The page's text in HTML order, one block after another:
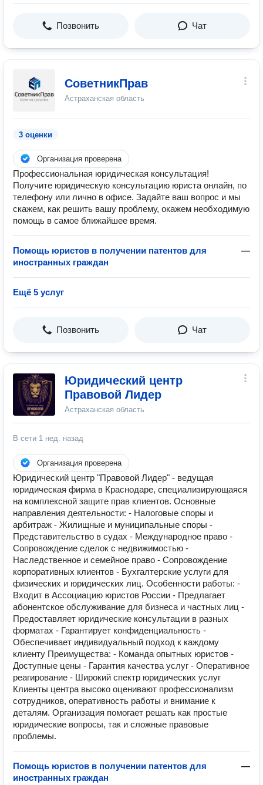
Позвонить Чат
СоветникПрав
Астраханская область
3 оценки
Организация проверена
Профессиональная юридическая консультация!
Получите юридическую консультацию юриста онлайн, по
телефону или лично в офисе. Задайте ваш вопрос и мы
скажем, как решить вашу проблему, окажем необходимую
помощь в самое ближайшее время.
Помощь юристов в получении патентов для
иностранных граждан
—
Ещё 5 услуг
Позвонить Чат
Юридический центр
Правовой Лидер
Астраханская область
В сети 1 нед. назад
Организация проверена
Юридический центр "Правовой Лидер" - ведущая
юридическая фирма в Краснодаре, специализирующаяся
на комплексной защите прав клиентов. Основные
направления деятельности: - Налоговые споры и
арбитраж - Жилищные и муниципальные споры -
Представительство в судах - Международное право -
Сопровождение сделок с недвижимостью -
Наследственное и семейное право - Сопровождение
корпоративных клиентов - Бухгалтерские услуги для
физических и юридических лиц. Особенности работы: -
Входит в Ассоциацию юристов России - Предлагает
абонентское обслуживание для бизнеса и частных лиц -
Предоставляет юридические консультации в разных
форматах - Гарантирует конфиденциальность -
Обеспечивает индивидуальный подход к каждому
клиенту Преимущества: - Команда опытных юристов -
Доступные цены - Гарантия качества услуг - Оперативное
реагирование - Широкий спектр юридических услуг
Клиенты центра высоко оценивают профессионализм
сотрудников, оперативность работы и внимание к
деталям. Организация помогает решать как простые
юридические вопросы, так и сложные правовые
проблемы.
Помощь юристов в получении патентов для
иностранных граждан
—